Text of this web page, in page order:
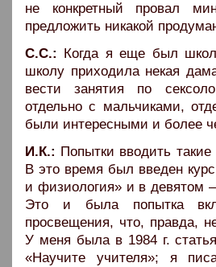
не конкретный провал
предложить никакой
С.С.:
Когда я еще был
школу приходила некая
вести занятия по
отдельно с мальчиками,
были интересными и более
И.К.: Попытки вводить
В это время был введен
и физиология» и в девятом
Это и была попытка
просвещения, что, правда,
У меня была в 1984 г.
«Научите учителя»; я